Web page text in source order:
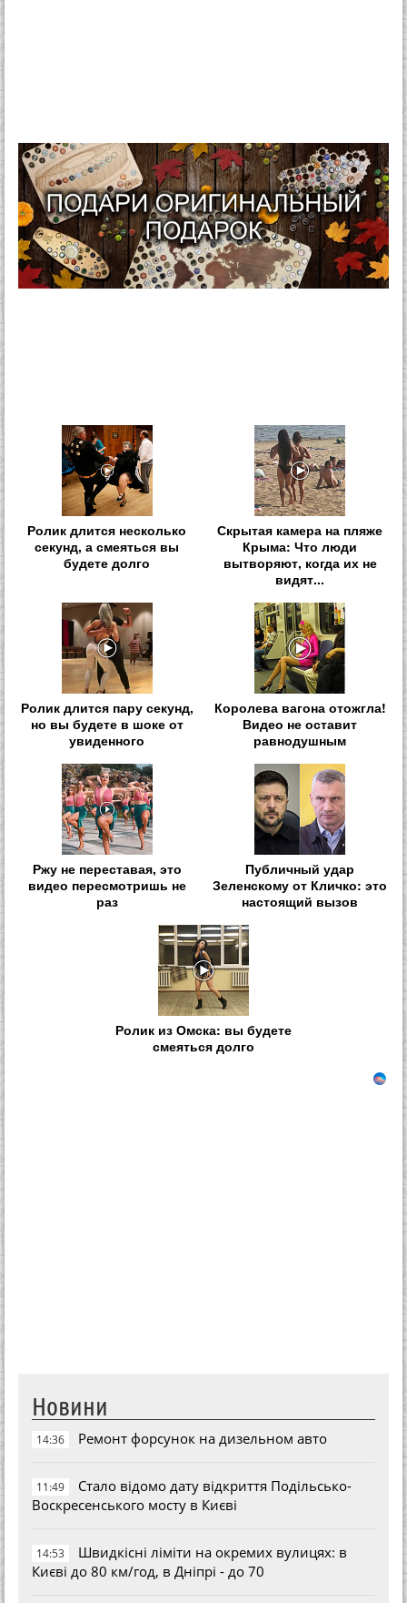
Ролик длится несколько
секунд, а смеяться вы
будете долго
Скрытая камера на пляже
Крыма: Что люди
вытворяют, когда их не
видят...
Ролик длится пару секунд,
но вы будете в шоке от
увиденного
Королева вагона отожгла!
Видео не оставит
равнодушным
Ржу не переставая, это
видео пересмотришь не
раз
Публичный удар
Зеленскому от Кличко: это
настоящий вызов
Ролик из Омска: вы будете
смеяться долго
Новини
14:36 Ремонт форсунок на дизельном авто
11:49
Стало відомо дату відкриття Подільсько-
Воскресенського мосту в Києві
14:53
Швидкісні ліміти на окремих вулицях: в
Києві до 80 км/год, в Дніпрі - до 70